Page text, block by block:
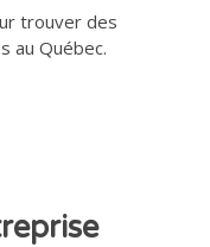
trouver des
au Québec.